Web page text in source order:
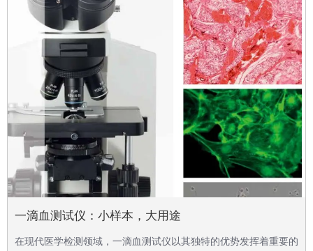
一滴血测试仪：小样本，大用途
在现代医学检测领域，一滴血测试仪以其独特的优势发挥着重要的